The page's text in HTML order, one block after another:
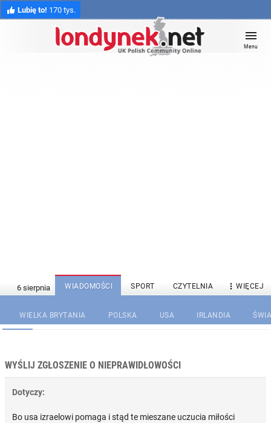
Lubię to! 170 tys.
Menu
WIADOMOŚCI SPORT CZYTELNIA  WIĘCEJ
WIELKA BRYTANIA POLSKA USA IRLANDIA
WYŚLIJ ZGŁOSZENIE O NIEPRAWIDŁOWOŚCI
Dotyczy:
Bo usa izraelowi pomaga i stąd te mieszane uczucia miłości